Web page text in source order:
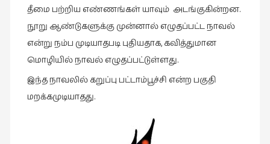
பெயரற்ற
மேகம்
மூத்தோர்
பாடல்
தீமை பற்றிய எண்ணங்கள் யாவும் அடங்குகின்றன.
நூறு ஆண்டுகளுக்கு முன்னால் எழுதப்பட்ட நாவல்
என்று நம்ப முடியாதபடி புதியதாக, கவித்துமான
மொழியில் நாவல் எழுதப்பட்டுள்ளது.
இந்த நாவலில் கறுப்பு பட்டாம்பூச்சி என்ற பகுதி
மறக்கமுடியாதது.